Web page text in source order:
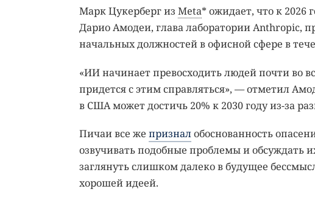
Марк Цукерберг из Meta* ожидает, что к 2026
Дарио Амодеи, глава лаборатории Anthropic,
начальных должностей в офисной сфере в
«ИИ начинает превосходить людей почти во
придется с этим справляться», — отметил
в США может достичь 20% к 2030 году из-за
Пичаи все же призналобоснованность
озвучивать подобные проблемы и обсуждать
заглянуть слишком далеко в будущее
хорошей идеей.